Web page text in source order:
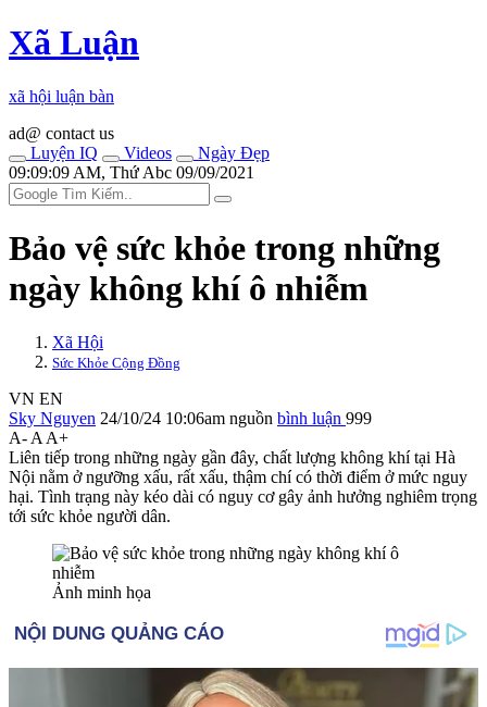
Xã Luận
xã hội luận bàn
ad@ contact us
Luyện IQ
Videos
Ngày Đẹp
09:09:09 AM, Thứ Abc 09/09/2021
Bảo vệ sức khỏe trong những
ngày không khí ô nhiễm
Xã Hội
Sức Khỏe Cộng Đồng
VN EN
Sky Nguyen 24/10/24 10:06am nguồn bình luận 999
A- A A+
Liên tiếp trong những ngày gần đây, chất lượng không khí tại Hà
Nội nằm ở ngưỡng xấu, rất xấu, thậm chí có thời điểm ở mức nguy
hại. Tình trạng này kéo dài có nguy cơ gây ảnh hưởng nghiêm trọng
tới sức khỏe người dân.
Ảnh minh họa